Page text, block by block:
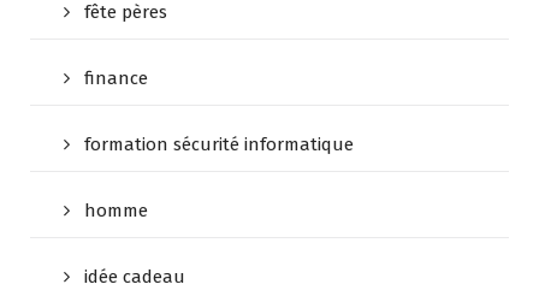
fête pères
finance
formation sécurité informatique
homme
idée cadeau